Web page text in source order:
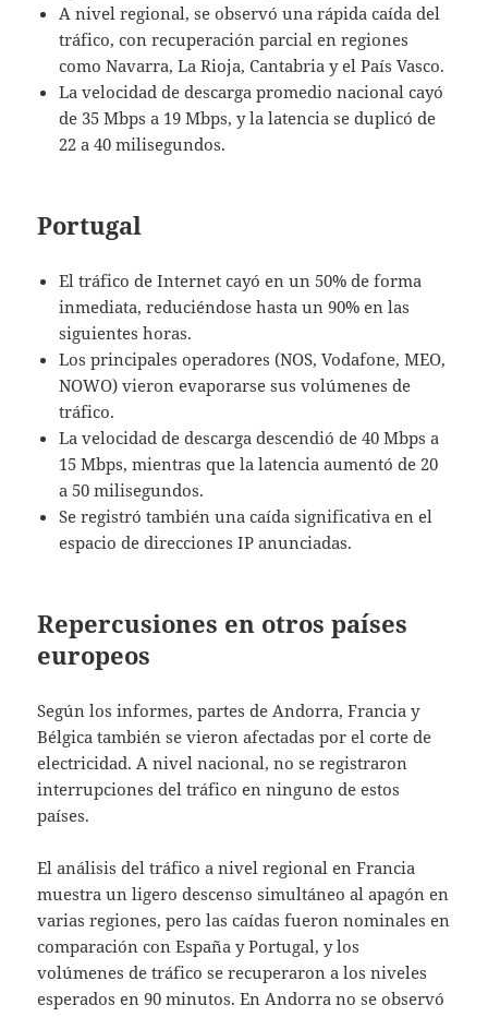
A nivel regional, se observó una rápida caída del
tráfico, con recuperación parcial en regiones
como Navarra, La Rioja, Cantabria y el País Vasco.
La velocidad de descarga promedio nacional cayó
de 35 Mbps a 19 Mbps, y la latencia se duplicó de
22 a 40 milisegundos.
Portugal
El tráfico de Internet cayó en un 50% de forma
inmediata, reduciéndose hasta un 90% en las
siguientes horas.
Los principales operadores (NOS, Vodafone, MEO,
NOWO) vieron evaporarse sus volúmenes de
tráfico.
La velocidad de descarga descendió de 40 Mbps a
15 Mbps, mientras que la latencia aumentó de 20
a 50 milisegundos.
Se registró también una caída significativa en el
espacio de direcciones IP anunciadas.
Repercusiones en otros países
europeos
Según los informes, partes de Andorra, Francia y
Bélgica también se vieron afectadas por el corte de
electricidad. A nivel nacional, no se registraron
interrupciones del tráfico en ninguno de estos
países. ​ ​
El análisis del tráfico a nivel regional en Francia
muestra un ligero descenso simultáneo al apagón en
varias regiones, pero las caídas fueron nominales en
comparación con España y Portugal, y los
volúmenes de tráfico se recuperaron a los niveles
esperados en 90 minutos. En Andorra no se observó